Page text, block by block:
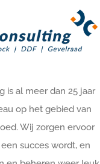
is al meer dan 25 jaar
op het gebied van
Wij zorgen ervoor
succes wordt, en